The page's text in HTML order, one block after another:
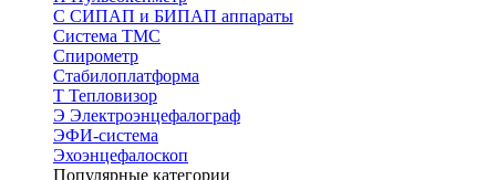
С СИПАП и БИПАП аппараты
Система ТМС
Спирометр
Стабилоплатформа
Т Тепловизор
Э Электроэнцефалограф
ЭФИ-система
Эхоэнцефалоскоп
Популярные категории